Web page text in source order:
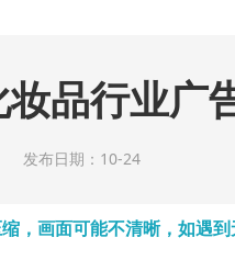
品行业广
发布日期：10-24
，画面可能不清晰，如遇